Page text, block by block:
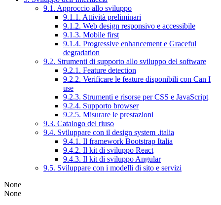
9.1. Approccio allo sviluppo
9.1.1. Attività preliminari
9.1.2. Web design responsivo e accessibile
9.1.3. Mobile first
9.1.4. Progressive enhancement e Graceful
degradation
9.2. Strumenti di supporto allo sviluppo del software
9.2.1. Feature detection
9.2.2. Verificare le feature disponibili con Can I
use
9.2.3. Strumenti e risorse per CSS e JavaScript
9.2.4. Supporto browser
9.2.5. Misurare le prestazioni
9.3. Catalogo del riuso
9.4. Sviluppare con il design system .italia
9.4.1. Il framework Bootstrap Italia
9.4.2. Il kit di sviluppo React
9.4.3. Il kit di sviluppo Angular
9.5. Sviluppare con i modelli di sito e servizi
None
None